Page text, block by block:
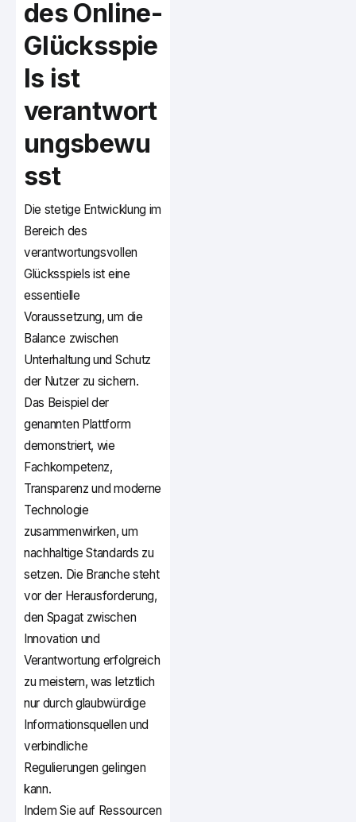
des Online-
Glücksspie
ls ist
verantwort
ungsbewu
sst
Die stetige Entwicklung im
Bereich des
verantwortungsvollen
Glücksspiels ist eine
essentielle
Voraussetzung, um die
Balance zwischen
Unterhaltung und Schutz
der Nutzer zu sichern.
Das Beispiel der
genannten Plattform
demonstriert, wie
Fachkompetenz,
Transparenz und moderne
Technologie
zusammenwirken, um
nachhaltige Standards zu
setzen. Die Branche steht
vor der Herausforderung,
den Spagat zwischen
Innovation und
Verantwortung erfolgreich
zu meistern, was letztlich
nur durch glaubwürdige
Informationsquellen und
verbindliche
Regulierungen gelingen
kann.
Indem Sie auf Ressourcen